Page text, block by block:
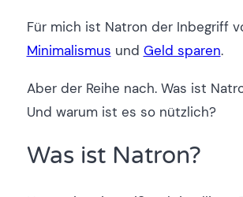
Für mich ist Natron der Inbegriff
Minimalismus und Geld sparen.
Aber der Reihe nach. Was ist
Und warum ist es so nützlich?
Was ist Natron?